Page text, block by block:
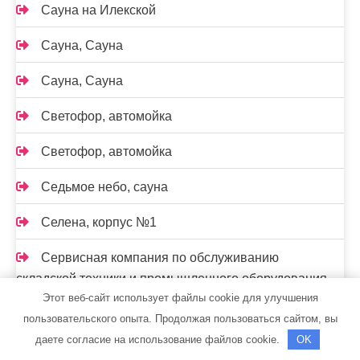
Сауна на Илекской
Сауна, Сауна
Сауна, Сауна
Светофор, автомойка
Светофор, автомойка
Седьмое небо, сауна
Селена, корпус №1
Сервисная компания по обслуживанию
складской техники и промышленного оборудования
Сибгласс, торгово-производственная фирма
Сибирская баня на дровах, Сибирская баня на
Этот веб-сайт использует файлы cookie для улучшения
пользовательского опыта. Продолжая пользоваться сайтом, вы
даете согласие на использование файлов cookie.
OK